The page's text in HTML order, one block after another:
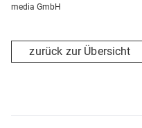
media GmbH
zurück zur Übersicht